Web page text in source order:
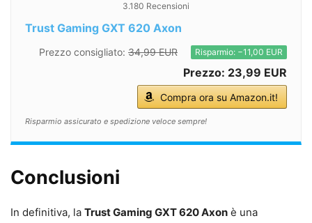
3.180 Recensioni
Trust Gaming GXT 620 Axon
Prezzo consigliato: 34,99 EUR Risparmio: −11,00 EUR
Prezzo: 23,99 EUR
Compra ora su Amazon.it!
Risparmio assicurato e spedizione veloce sempre!
Conclusioni
In definitiva, la Trust Gaming GXT 620 Axon è una